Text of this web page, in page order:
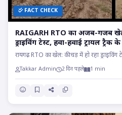
FACT CHECK
RAIGARH RTO का अजब-गजब
ड्राइविंग टेस्ट, हवा-हवाई ट्रायल
रही धज्जियां
रायगढ़ RTO का खेल: कीचड़ में हो रहा ड्राइविंग
Takkar Admin 2 दिन पहले 1 min